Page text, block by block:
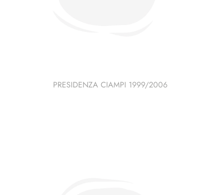
PRESIDENZA CIAMPI 1999/2006